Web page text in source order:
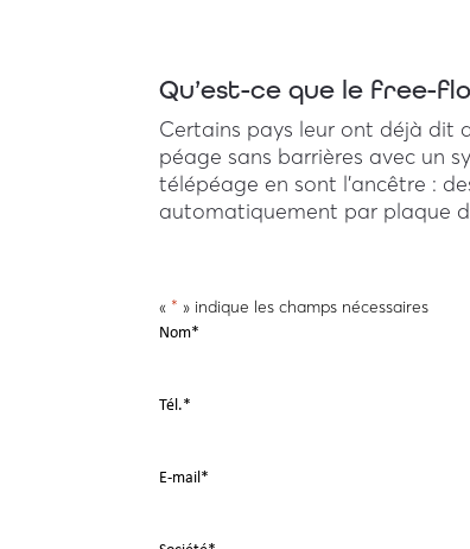
Qu’est-ce que le free-
Certains pays leur ont déjà dit
péage sans barrières avec un
télépéage en sont l’ancêtre :
automatiquement par plaque
« * » indique les champs nécessaires
Nom*
Tél.*
E-mail *